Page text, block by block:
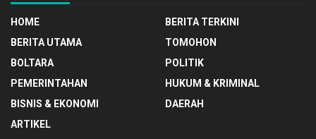
HOME
BERITA TERKINI
BERITA UTAMA
TOMOHON
BOLTARA
POLITIK
PEMERINTAHAN
HUKUM & KRIMINAL
BISNIS & EKONOMI
DAERAH
ARTIKEL